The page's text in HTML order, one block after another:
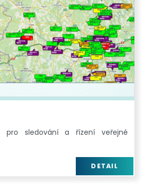
pro sledování a řízení veřejné
DETAIL